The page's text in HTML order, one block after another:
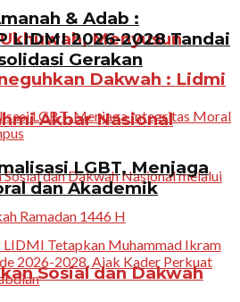
Menyusun
Dakwah : Lidmi
Akbar Nasional
Sosial dan Dakwah
& Adab :
LIDMI 2026-2028 Tandai
Gerakan
LGBT, Menjaga
dan Akademik